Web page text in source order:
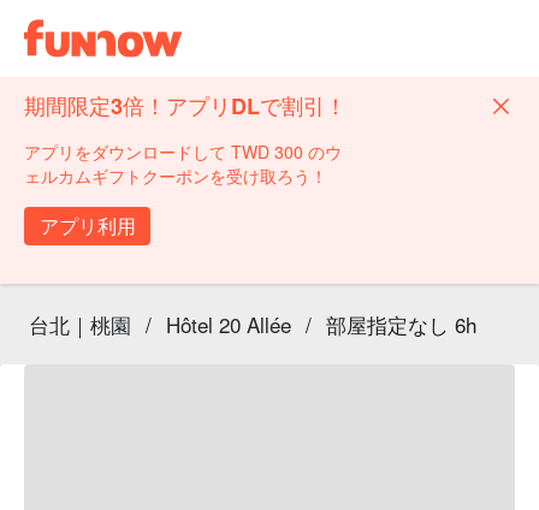
期間限定3倍！アプリDLで割引！
アプリをダウンロードして TWD 300 のウ
ェルカムギフトクーポンを受け取ろう！
アプリ利用
台北｜桃園 / Hôtel 20 Allée / 部屋指定なし 6h